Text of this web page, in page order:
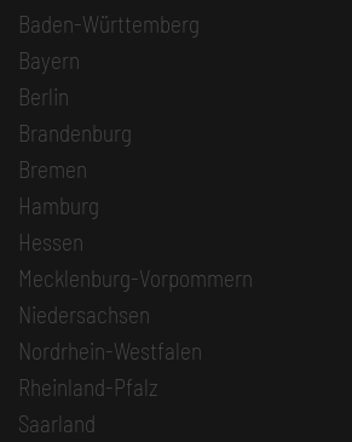
Baden-Württemberg
Bayern
Berlin
Brandenburg
Bremen
Hamburg
Hessen
Mecklenburg-Vorpommern
Niedersachsen
Nordrhein-Westfalen
Rheinland-Pfalz
Saarland